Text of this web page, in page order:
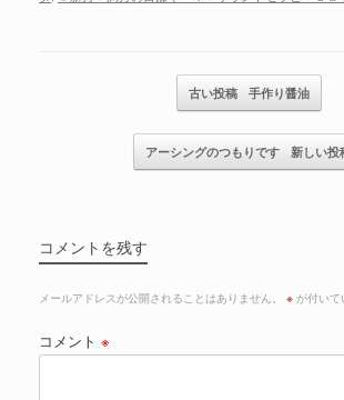
古い投稿 手作り醤油
アーシングのつもりです 新しい投
コメントを残す
メールアドレスが公開されることはありません。 ※ が付い
コメント ※